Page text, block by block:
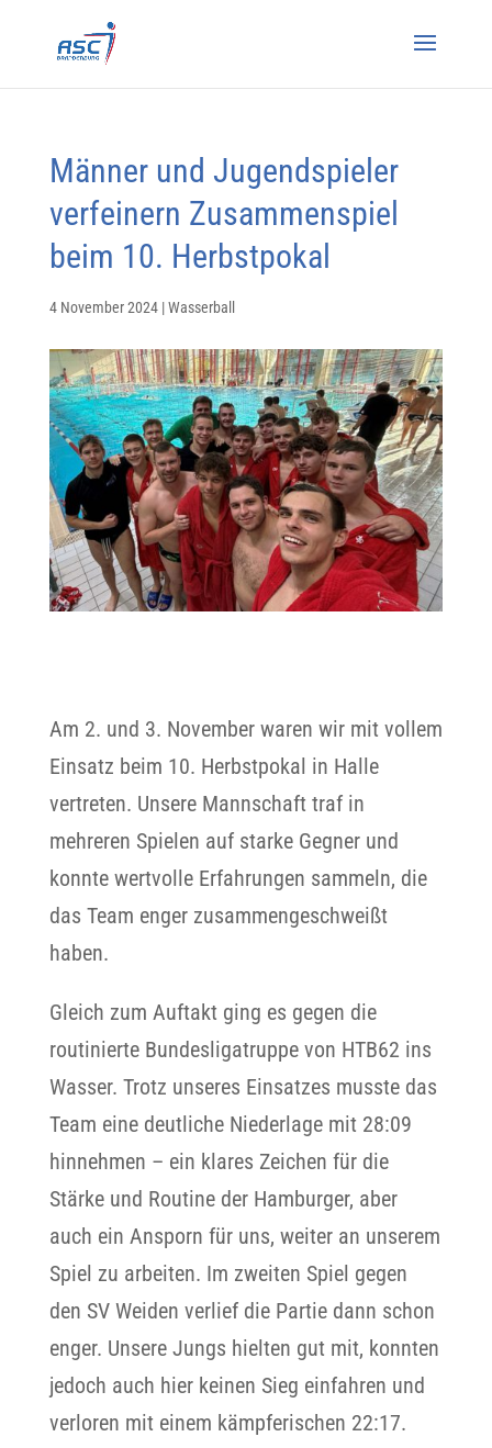
Männer und Jugendspieler
verfeinern Zusammenspiel
beim 10. Herbstpokal
4 November 2024|Wasserball
Am 2. und 3. November waren wir mit vollem
Einsatz beim 10. Herbstpokal in Halle
vertreten. Unsere Mannschaft traf in
mehreren Spielen auf starke Gegner und
konnte wertvolle Erfahrungen sammeln, die
das Team enger zusammengeschweißt
haben.
Gleich zum Auftakt ging es gegen die
routinierte Bundesligatruppe von HTB62 ins
Wasser. Trotz unseres Einsatzes musste das
Team eine deutliche Niederlage mit 28:09
hinnehmen – ein klares Zeichen für die
Stärke und Routine der Hamburger, aber
auch ein Ansporn für uns, weiter an unserem
Spiel zu arbeiten. Im zweiten Spiel gegen
den SV Weiden verlief die Partie dann schon
enger. Unsere Jungs hielten gut mit, konnten
jedoch auch hier keinen Sieg einfahren und
verloren mit einem kämpferischen 22:17.